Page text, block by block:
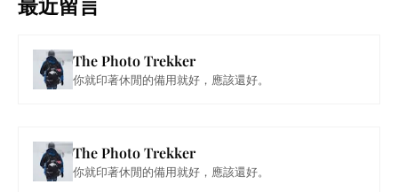
最近留言
The Photo Trekker
你就印著休閒的備用就好，應該還好。
The Photo Trekker
你就印著休閒的備用就好，應該還好。